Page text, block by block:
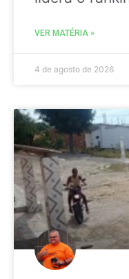
VER MATÉRIA »
4 de agosto de 2026